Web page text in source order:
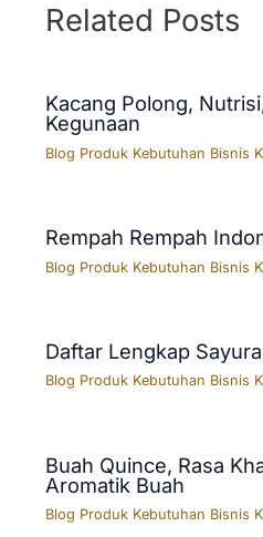
Related Posts
Kacang Polong,
Kegunaan
Blog Produk Kebutuhan Bisnis
Rempah Rempah
Blog Produk Kebutuhan Bisnis
Daftar Lengkap
Blog Produk Kebutuhan Bisnis
Buah Quince, Rasa
Aromatik Buah
Blog Produk Kebutuhan Bisnis